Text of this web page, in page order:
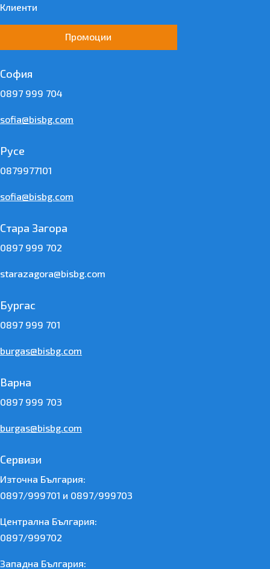
Клиенти
Промоции
София
0897 999 704
sofia@bisbg.com
Русе
0879977101
sofia@bisbg.com
Стара Загора
0897 999 702
starazagora@bisbg.com
Бургас
0897 999 701
burgas@bisbg.com
Варна
0897 999 703
burgas@bisbg.com
Сервизи
Източна България:
0897/999701 и 0897/999703
Централна България:
0897/999702
Западна България: